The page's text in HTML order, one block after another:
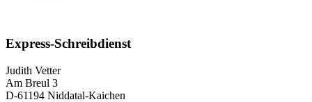
Express-Schreibdienst
Judith Vetter
Am Breul 3
D-61194 Niddatal-Kaichen